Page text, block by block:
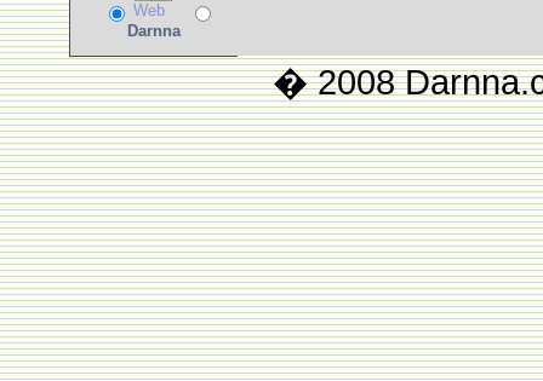
Web
Darnna
� 2008